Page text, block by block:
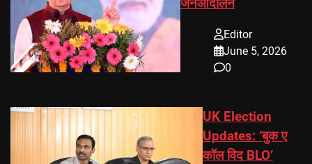
जनआंदोलन
Editor
June 5, 2026
0
UK Election
Updates: ‘बुक ए
कॉल विद BLO’